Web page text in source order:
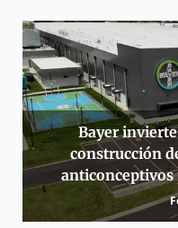
Bayer
construcción
anticonceptivos